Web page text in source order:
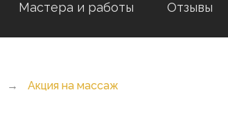
Мастера и работы Отзывы
→ Акция на массаж